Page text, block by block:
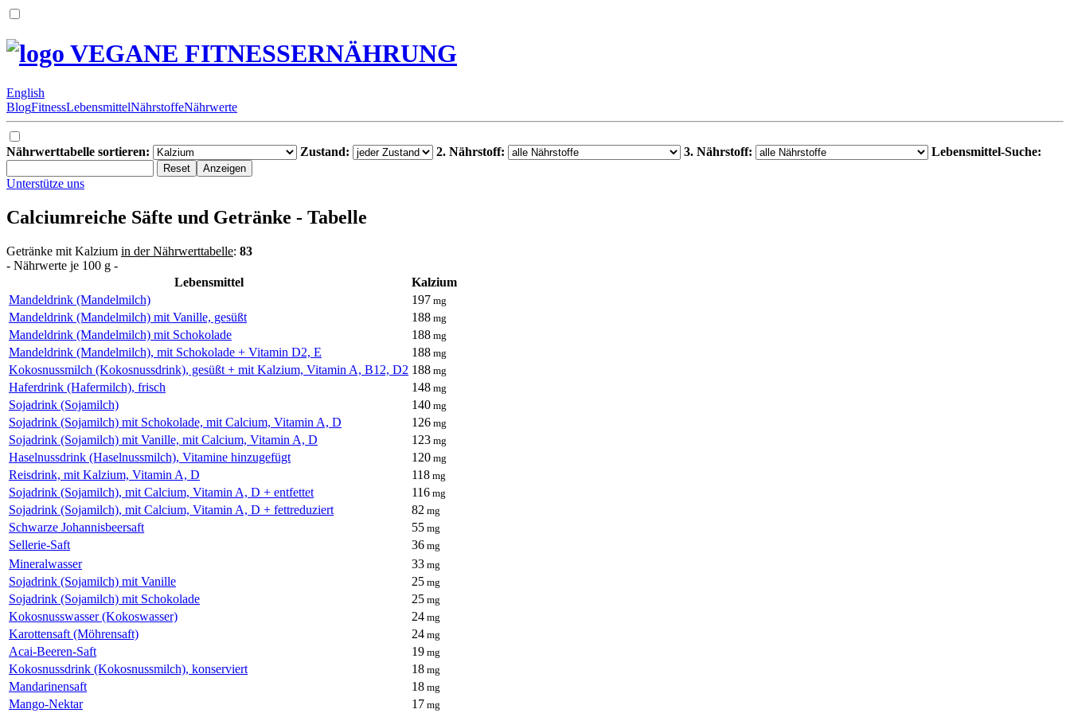
VEGANE FITNESSERNÄHRUNG
English
BlogFitnessLebensmittelNährstoffeNährwerte
Nährwerttabelle sortieren: Zustand: 2. Nährstoff: 3. Nährstoff: Lebensmittel-Suche:
Unterstütze uns
Calciumreiche Säfte und Getränke - Tabelle
Getränke mit Kalzium in der Nährwerttabelle: 83
- Nährwerte je 100 g -
Lebensmittel
Kalzium
Mandeldrink (Mandelmilch)
197 mg
Mandeldrink (Mandelmilch) mit Vanille, gesüßt 188 mg
Mandeldrink (Mandelmilch) mit Schokolade 188 mg
Mandeldrink (Mandelmilch), mit Schokolade + Vitamin D2, E 188 mg
Kokosnussmilch (Kokosnussdrink), gesüßt + mit Kalzium, Vitamin A, B12, D2 188 mg
Haferdrink (Hafermilch), frisch 148 mg
Sojadrink (Sojamilch) 140 mg
Sojadrink (Sojamilch) mit Schokolade, mit Calcium, Vitamin A, D 126 mg
Sojadrink (Sojamilch) mit Vanille, mit Calcium, Vitamin A, D 123 mg
Haselnussdrink (Haselnussmilch), Vitamine hinzugefügt 120 mg
Reisdrink, mit Kalzium, Vitamin A, D 118 mg
Sojadrink (Sojamilch), mit Calcium, Vitamin A, D + entfettet 116 mg
Sojadrink (Sojamilch), mit Calcium, Vitamin A, D + fettreduziert 82 mg
Schwarze Johannisbeersaft 55 mg
Sellerie-Saft 36 mg
Mineralwasser 33 mg
Sojadrink (Sojamilch) mit Vanille 25 mg
Sojadrink (Sojamilch) mit Schokolade 25 mg
Kokosnusswasser (Kokoswasser) 24 mg
Karottensaft (Möhrensaft) 24 mg
Acai-Beeren-Saft 19 mg
Kokosnussdrink (Kokosnussmilch), konserviert 18 mg
Mandarinensaft 18 mg
Mango-Nektar 17 mg